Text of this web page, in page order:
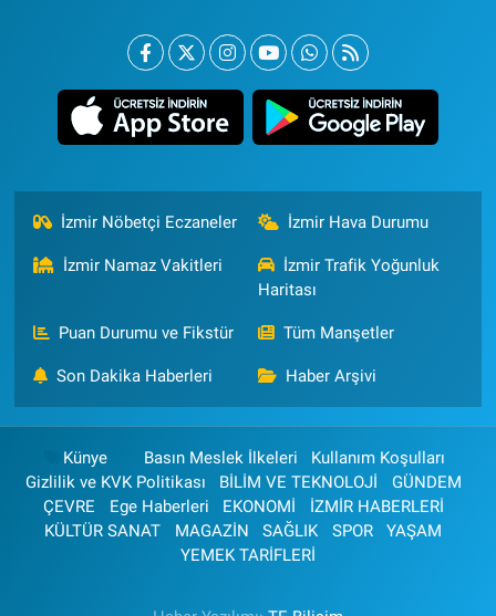
İzmir Nöbetçi Eczaneler İzmir Hava Durumu
İzmir Namaz Vakitleri
İzmir Trafik Yoğunluk
Haritası
Puan Durumu ve Fikstür Tüm Manşetler
Son Dakika Haberleri Haber Arşivi
Künye Basın Meslek İlkeleri
Kullanım Koşulları
Gizlilik ve KVK Politikası
BİLİM VE TEKNOLOJİ
GÜNDEM
ÇEVRE
Ege Haberleri EKONOMİ
İZMİR HABERLERİ
KÜLTÜR SANAT
MAGAZİN SAĞLIK SPOR
YAŞAM
YEMEK TARİFLERİ